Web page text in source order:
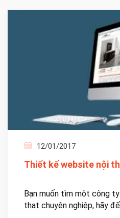
12/01/2017
Thiết kế website nội
Bạn muốn tìm một công
that chuyên nghiệp, hãy